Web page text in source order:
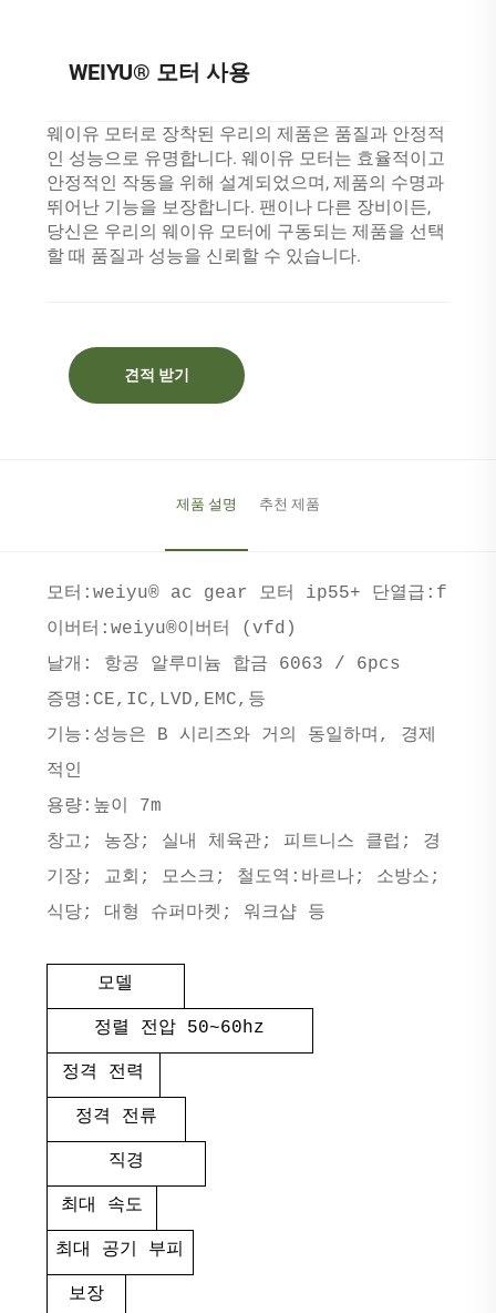
WEIYU® 모터 사용
웨이유 모터로 장착된 우리의 제품은 품질과 안정적
인 성능으로 유명합니다. 웨이유 모터는 효율적이고
안정적인 작동을 위해 설계되었으며, 제품의 수명과
뛰어난 기능을 보장합니다. 팬이나 다른 장비이든,
당신은 우리의 웨이유 모터에 구동되는 제품을 선택
할 때 품질과 성능을 신뢰할 수 있습니다.
견적 받기
제품 설명 추천 제품
모터:weiyu® ac gear 모터 ip55+ 단열급:f
이버터:weiyu®이버터 (vfd)
날개: 항공 알루미늄 합금 6063 / 6pcs
증명:CE,IC,LVD,EMC,등
기능:성능은 B 시리즈와 거의 동일하며, 경제
적인
용량:높이 7m
창고; 농장; 실내 체육관; 피트니스 클럽; 경
기장; 교회; 모스크; 철도역:바르나; 소방소;
식당; 대형 슈퍼마켓; 워크샵 등
모델
정렬 전압 50~60hz
정격 전력
정격 전류
직경
최대 속도
최대 공기 부피
보장